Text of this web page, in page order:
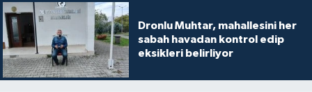
Dronlu Muhtar, mahallesini her
sabah havadan kontrol edip
eksikleri belirliyor